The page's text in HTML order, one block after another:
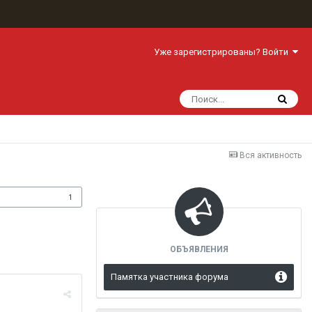
Уже зарегистрированы? Войти
Вся активность
1
ОБЪЯВЛЕНИЯ
Памятка участника форума